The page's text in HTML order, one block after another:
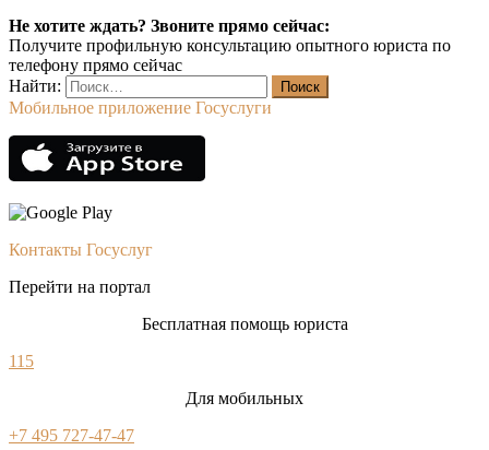
Не хотите ждать? Звоните прямо сейчас:
Получите профильную консультацию опытного юриста по
телефону прямо сейчас
Найти:
Мобильное приложение Госуслуги
Контакты Госуслуг
Перейти на портал
Бесплатная помощь юриста
115
Для мобильных
+7 495 727-47-47